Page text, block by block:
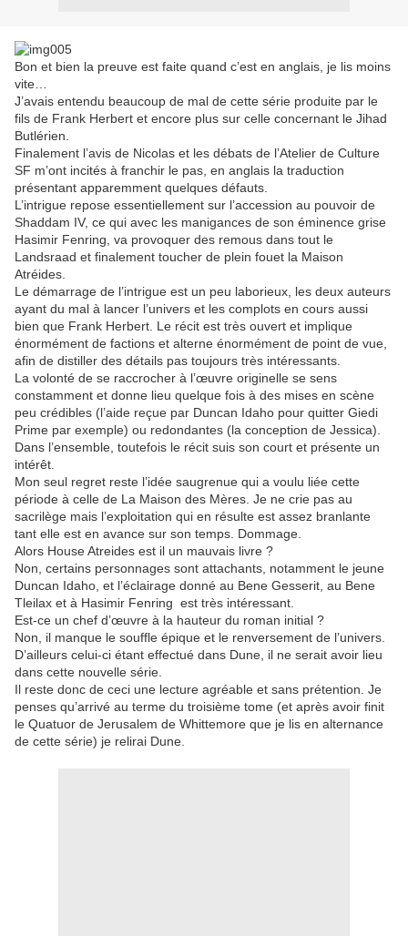
Bon et bien la preuve est faite quand c’est en anglais, je lis moins
vite…
J’avais entendu beaucoup de mal de cette série produite par le
fils de Frank Herbert et encore plus sur celle concernant le Jihad
Butlérien.
Finalement l’avis de Nicolas et les débats de l’Atelier de Culture
SF m’ont incités à franchir le pas, en anglais la traduction
présentant apparemment quelques défauts.
L’intrigue repose essentiellement sur l’accession au pouvoir de
Shaddam IV, ce qui avec les manigances de son éminence grise
Hasimir Fenring, va provoquer des remous dans tout le
Landsraad et finalement toucher de plein fouet la Maison
Atréides.
Le démarrage de l’intrigue est un peu laborieux, les deux auteurs
ayant du mal à lancer l’univers et les complots en cours aussi
bien que Frank Herbert. Le récit est très ouvert et implique
énormément de factions et alterne énormément de point de vue,
afin de distiller des détails pas toujours très intéressants.
La volonté de se raccrocher à l’œuvre originelle se sens
constamment et donne lieu quelque fois à des mises en scène
peu crédibles (l’aide reçue par Duncan Idaho pour quitter Giedi
Prime par exemple) ou redondantes (la conception de Jessica).
Dans l’ensemble, toutefois le récit suis son court et présente un
intérêt.
Mon seul regret reste l’idée saugrenue qui a voulu liée cette
période à celle de La Maison des Mères. Je ne crie pas au
sacrilège mais l’exploitation qui en résulte est assez branlante
tant elle est en avance sur son temps. Dommage.
Alors House Atreides est il un mauvais livre ?
Non, certains personnages sont attachants, notamment le jeune
Duncan Idaho, et l’éclairage donné au Bene Gesserit, au Bene
Tleilax et à Hasimir Fenring est très intéressant.
Est-ce un chef d’œuvre à la hauteur du roman initial ?
Non, il manque le souffle épique et le renversement de l’univers.
D’ailleurs celui-ci étant effectué dans Dune, il ne serait avoir lieu
dans cette nouvelle série.
Il reste donc de ceci une lecture agréable et sans prétention. Je
penses qu’arrivé au terme du troisième tome (et après avoir finit
le Quatuor de Jerusalem de Whittemore que je lis en alternance
de cette série) je relirai Dune.